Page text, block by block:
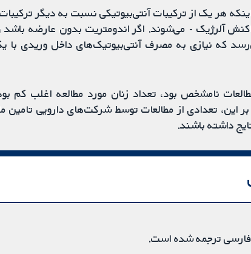
هر یک از ترکیبات آنتی‌بیوتیکی نسبت به دیگر
آلرژیک - می‌شوند. اگر اندومتریت بدون عارضه باشد
که نیازی به مصرف آنتی‌بیوتیک‌های داخل وریدی با
نامشخص بود، تعداد زنان مورد مطالعه اغلب کم
این، تعدادی از مطالعات توسط شرکت‌های دارویی تامین
داشته باشند.
فارسی ترجمه شده است.